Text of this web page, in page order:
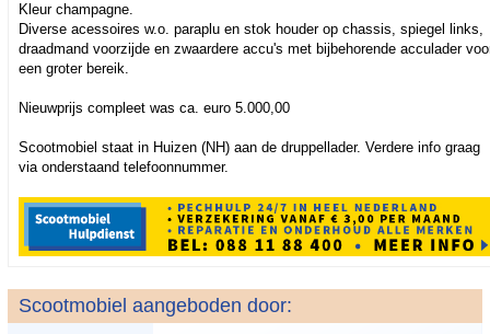
Kleur champagne.
Diverse acessoires w.o. paraplu en stok houder op chassis, spiegel links,
draadmand voorzijde en zwaardere accu's met bijbehorende acculader
een groter bereik.
Nieuwprijs compleet was ca. euro 5.000,00
Scootmobiel staat in Huizen (NH) aan de druppellader. Verdere info graag
via onderstaand telefoonnummer.
Scootmobiel aangeboden door: